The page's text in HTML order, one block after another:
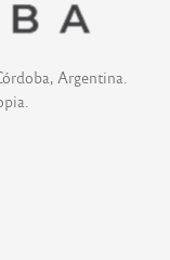
Argentina.